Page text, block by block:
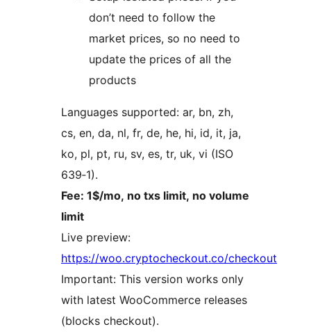
don’t need to follow the
market prices, so no need to
update the prices of all the
products
Languages supported: ar, bn, zh,
cs, en, da, nl, fr, de, he, hi, id, it, ja,
ko, pl, pt, ru, sv, es, tr, uk, vi (ISO
639‑1).
Fee: 1$/mo, no txs limit, no volume
limit
Live preview:
https://woo.cryptocheckout.co/checkout
Important: This version works only
with latest WooCommerce releases
(blocks checkout).